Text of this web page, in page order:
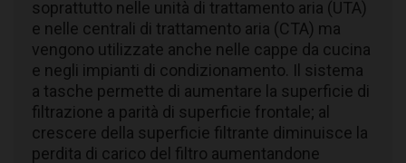
soprattutto nelle unità di trattamento aria (UTA)
e nelle centrali di trattamento aria (CTA) ma
vengono utilizzate anche nelle cappe da cucina
e negli impianti di condizionamento. Il sistema
a tasche permette di aumentare la superficie di
filtrazione a parità di superficie frontale; al
crescere della superficie filtrante diminuisce la
perdita di carico del filtro aumentandone